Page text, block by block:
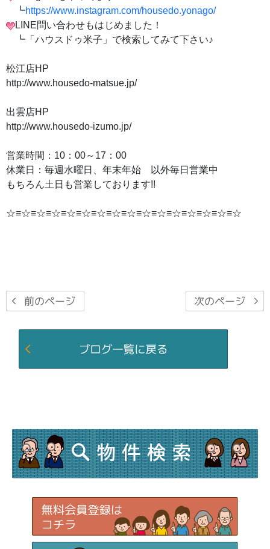
┗https://www.instagram.com/housedo.yonago/
LINE問い合わせもはじめました！
┗「ハウスドゥ米子」で検索してみて下さい♪
松江店HP
http://www.housedo-matsue.jp/
出雲店HP
http://www.housedo-izumo.jp/
営業時間：10：00～17：00
休業日：毎週水曜日、年末年始 以外毎日営業中
もちろん土日も営業しております!!
☆≡☆≡☆≡☆≡☆≡☆≡☆≡☆≡☆≡☆≡☆≡☆≡☆≡☆≡☆≡☆